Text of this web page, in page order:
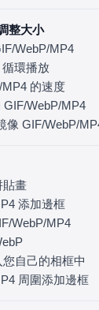
整大小
WebP/MP4
環播放
的速度
WebP/MP4
像 GIF/WebP/
貼畫
添加邊框
WebP/MP4
自己的相框中
周圍添加邊框